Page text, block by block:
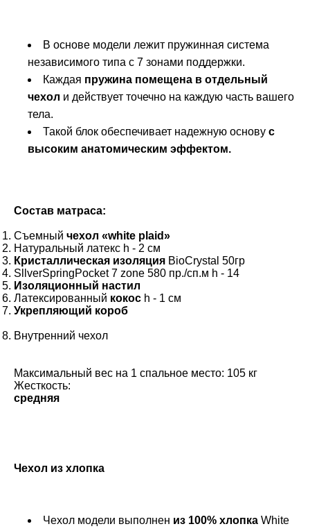
В основе модели лежит пружинная система
независимого типа с 7 зонами поддержки.
Каждая пружина помещена в отдельный
чехол и действует точечно на каждую часть вашего
тела.
Такой блок обеспечивает надежную основу с
высоким анатомическим эффектом.
Состав матраса:
Съемный чехол «white plaid»
Натуральный латекс h - 2 см
Кристаллическая изоляция BioCrystal 50гр
SllverSpringPocket 7 zone 580 пр./сп.м h - 14
Изоляционный настил
Латексированный кокос h - 1 см
Укрепляющий короб
Внутренний чехол
Максимальный вес на 1 спальное место: 105 кг
Жесткость:
средняя
Чехол из хлопка
Чехол модели выполнен из 100% хлопка White